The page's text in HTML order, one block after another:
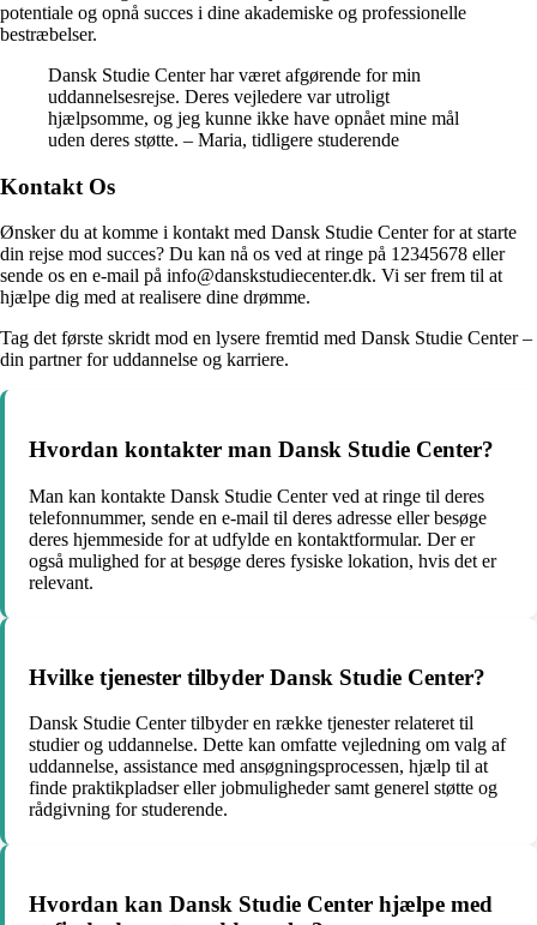
potentiale og opnå succes i dine akademiske og professionelle
bestræbelser.
Dansk Studie Center har været afgørende for min
uddannelsesrejse. Deres vejledere var utroligt
hjælpsomme, og jeg kunne ikke have opnået mine mål
uden deres støtte. – Maria, tidligere studerende
Kontakt Os
Ønsker du at komme i kontakt med Dansk Studie Center for at starte
din rejse mod succes? Du kan nå os ved at ringe på 12345678 eller
sende os en e-mail på info@danskstudiecenter.dk. Vi ser frem til at
hjælpe dig med at realisere dine drømme.
Tag det første skridt mod en lysere fremtid med Dansk Studie Center –
din partner for uddannelse og karriere.
Hvordan kontakter man Dansk Studie Center?
Man kan kontakte Dansk Studie Center ved at ringe til deres
telefonnummer, sende en e-mail til deres adresse eller besøge
deres hjemmeside for at udfylde en kontaktformular. Der er
også mulighed for at besøge deres fysiske lokation, hvis det er
relevant.
Hvilke tjenester tilbyder Dansk Studie Center?
Dansk Studie Center tilbyder en række tjenester relateret til
studier og uddannelse. Dette kan omfatte vejledning om valg af
uddannelse, assistance med ansøgningsprocessen, hjælp til at
finde praktikpladser eller jobmuligheder samt generel støtte og
rådgivning for studerende.
Hvordan kan Dansk Studie Center hjælpe med